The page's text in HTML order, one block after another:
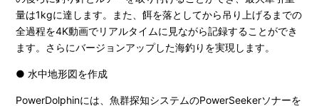
量は1kgに達します。また、餌を落としてから吊り上げるまでの
全過程を4K動画でリアルタイムに見ながら記録することができ
ます。さらにバージョンアップした海釣りを実現します。
● 水中地形図を作成
PowerDolphinには、魚群探知システムのPowerSeekerソナーを